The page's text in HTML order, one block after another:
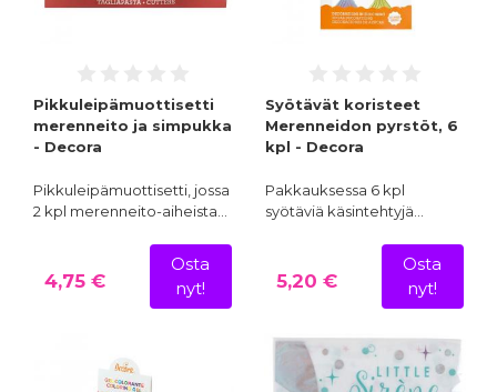
Pikkuleipämuottisetti
merenneito ja simpukka
- Decora
Pikkuleipämuottisetti, jossa
2 kpl merenneito-aiheista…
4,75 €
Osta
nyt!
Syötävät koristeet
Merenneidon pyrstöt, 6
kpl - Decora
Pakkauksessa 6 kpl
syötäviä käsintehtyjä…
5,20 €
Osta
nyt!